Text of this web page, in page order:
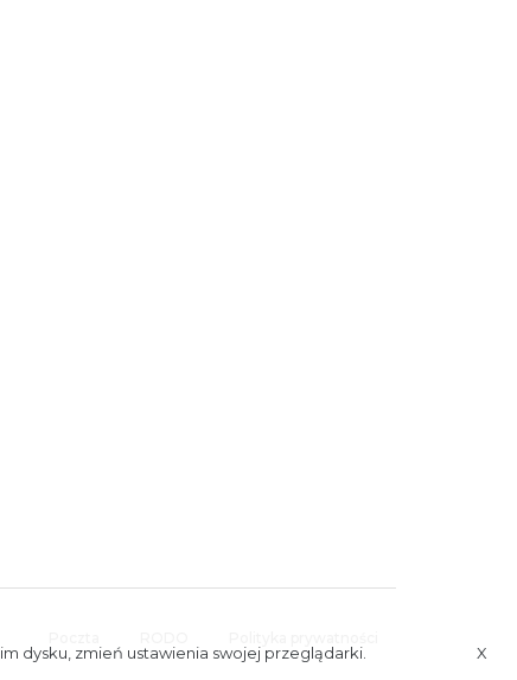
dysku, zmień ustawienia swojej przeglądarki. X